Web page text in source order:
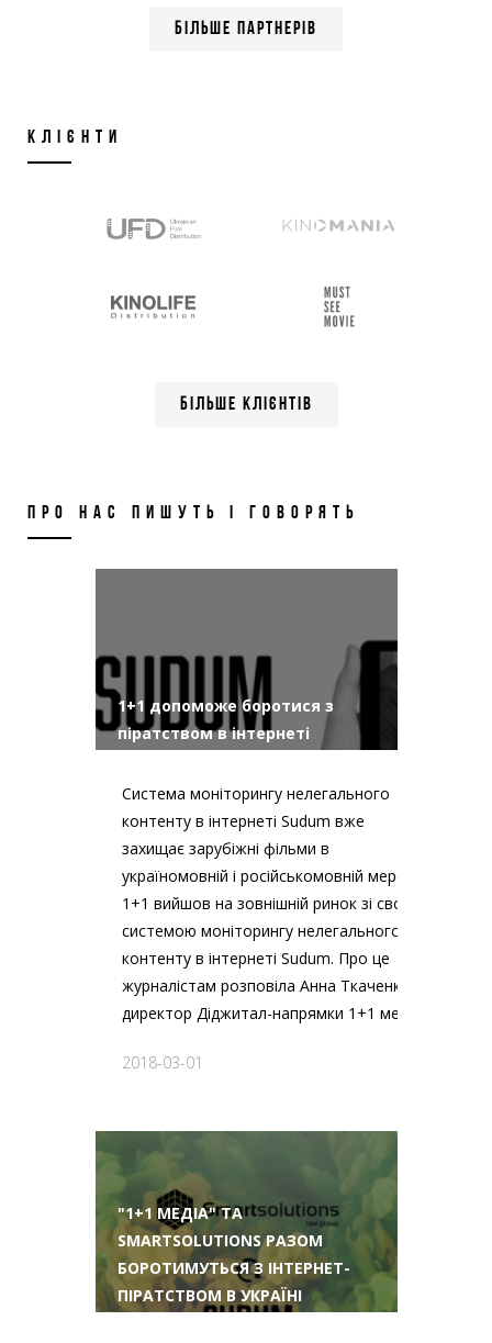
БІЛЬШЕ ПАРТНЕРІВ
КЛІЄНТИ
БІЛЬШЕ КЛІЄНТІВ
ПРО НАС ПИШУТЬ І ГОВОРЯТЬ
1+1 допоможе боротися з
піратством в інтернеті
Система моніторингу нелегального
контенту в інтернеті Sudum вже
захищає зарубіжні фільми в
україномовній і російськомовній мережі
1+1 вийшов на зовнішній ринок зі своєю
системою моніторингу нелегального
контенту в інтернеті Sudum. Про це
журналістам розповіла Анна Ткаченко,
директор Діджитал-напрямки 1+1 медіа.
2018-03-01
"1+1 МЕДІА" ТА
SMARTSOLUTIONS РАЗОМ
БОРОТИМУТЬСЯ З ІНТЕРНЕТ-
ПІРАТСТВОМ В УКРАЇНІ